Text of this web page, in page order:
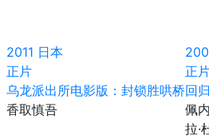
2011 日本
正片
乌龙派出所电影版：封锁胜哄桥
香取慎吾
正
回
佩
拉·